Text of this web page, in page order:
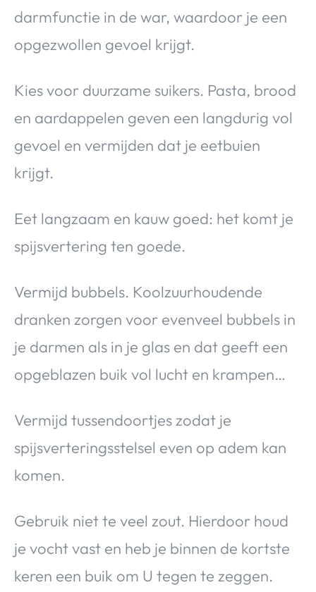
darmfunctie in de war, waardoor je een
opgezwollen gevoel krijgt.
Kies voor duurzame suikers. Pasta, brood
en aardappelen geven een langdurig vol
gevoel en vermijden dat je eetbuien
krijgt.
Eet langzaam en kauw goed: het komt je
spijsvertering ten goede.
Vermijd bubbels. Koolzuurhoudende
dranken zorgen voor evenveel bubbels in
je darmen als in je glas en dat geeft een
opgeblazen buik vol lucht en krampen…
Vermijd tussendoortjes zodat je
spijsverteringsstelsel even op adem kan
komen.
Gebruik niet te veel zout. Hierdoor houd
je vocht vast en heb je binnen de kortste
keren een buik om U tegen te zeggen.